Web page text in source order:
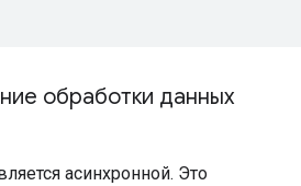
обработки данных
асинхронной. Это